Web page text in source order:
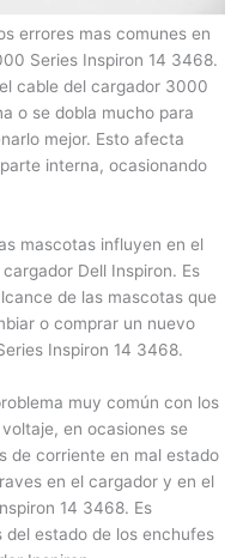
errores mas comunes
3000 Series Inspiron 14
el cable del
se tensiona o se
y poder almacenarlo
el cable en su parte
mascotas influyen en el
Dell Inspiron. Es
de las mascotas
o comprar un
Series Inspiron 14
muy común con
voltaje, en ocasiones
de corriente en mal
graves en el
3000 Series Inspiron